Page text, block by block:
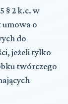
§ 2 k.c. w
umowa o
do
jeżeli tylko
twórczego